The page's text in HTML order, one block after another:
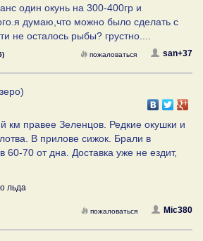
один окунь на 300-400гр и
думаю,что можно было сделать с
не осталось рыбы? грустно....
san+37
пожаловаться
км правее Зеленцов. Редкие окушки и
В прилове сижок. Брали в
60-70 от дна. Доставка уже не ездит,
льда
Mic380
пожаловаться